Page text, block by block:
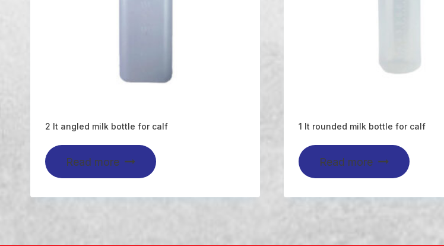
2 lt angled milk bottle for calf
Read more
1 lt rounded milk bottle for calf
Read more